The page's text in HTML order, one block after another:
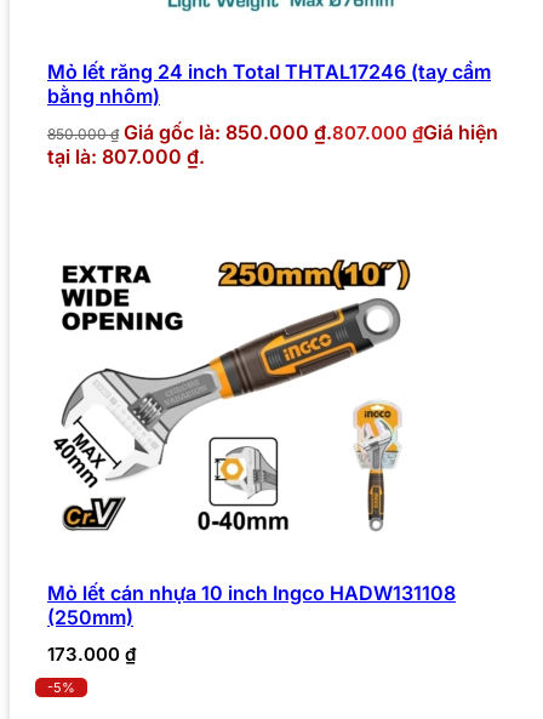
Mỏ lết răng 24 inch Total THTAL17246 (tay cầm
bằng nhôm)
850.000₫ Giá gốc là: 850.000 ₫.807.000 ₫Giá hiện
tại là: 807.000 ₫.
Mỏ lết cán nhựa 10 inch Ingco HADW131108
(250mm)
173.000 ₫
-5%